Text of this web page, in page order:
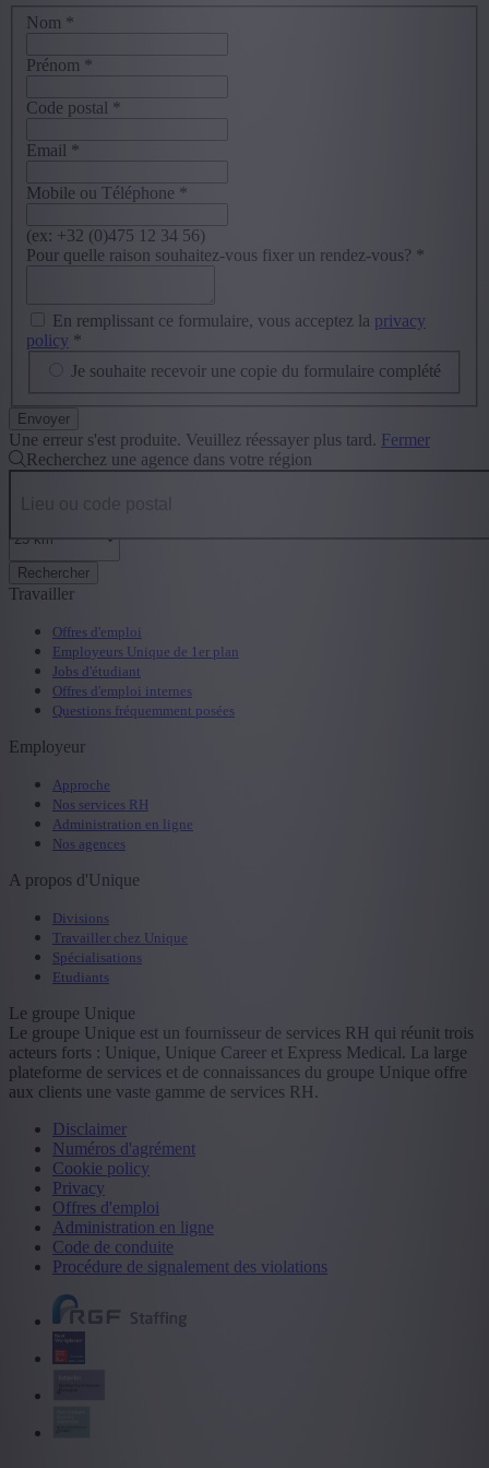
Nom *
Prénom *
Code postal *
Email *
Mobile ou Téléphone *
(ex: +32 (0)475 12 34 56)
Pour quelle raison souhaitez-vous fixer un rendez-vous? *
En remplissant ce formulaire, vous acceptez la privacy
policy *
Je souhaite recevoir une copie du formulaire complété
Une erreur s'est produite. Veuillez réessayer plus tard. Fermer
Recherchez une agence dans votre région
Rechercher
Travailler
Offres d'emploi
Employeurs Unique de 1er plan
Jobs d'étudiant
Offres d'emploi internes
Questions fréquemment posées
Employeur
Approche
Nos services RH
Administration en ligne
Nos agences
A propos d'Unique
Divisions
Travailler chez Unique
Spécialisations
Etudiants
Le groupe Unique
Le groupe Unique est un fournisseur de services RH qui réunit trois
acteurs forts : Unique, Unique Career et Express Medical. La large
plateforme de services et de connaissances du groupe Unique offre
aux clients une vaste gamme de services RH.
Disclaimer
Numéros d'agrément
Cookie policy
Privacy
Offres d'emploi
Administration en ligne
Code de conduite
Procédure de signalement des violations